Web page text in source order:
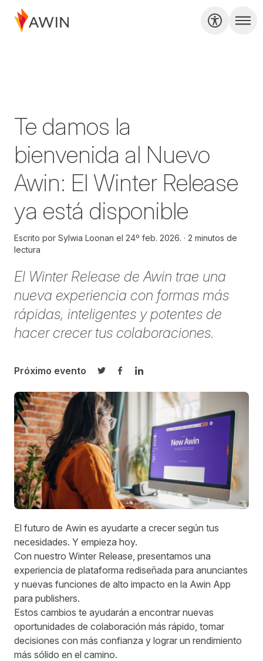
Te damos la
bienvenida al Nuevo
Awin: El Winter Release
ya está disponible
Escrito por Sylwia Loonan el 24º feb. 2026.
2 minutos de
lectura
El Winter Release de Awin trae una
nueva experiencia con formas más
rápidas, inteligentes y potentes de
hacer crecer tus colaboraciones.
Próximo evento
Compartir en Twitter
Compartir en Facebook
Compartir en LinkedIn
El futuro de Awin es ayudarte a crecer según tus
necesidades. Y empieza hoy.
Con nuestro Winter Release, presentamos una
experiencia de plataforma rediseñada para anunciantes
y nuevas funciones de alto impacto en la Awin App
para publishers.
Estos cambios te ayudarán a encontrar nuevas
oportunidades de colaboración más rápido, tomar
decisiones con más confianza y lograr un rendimiento
más sólido en el camino.